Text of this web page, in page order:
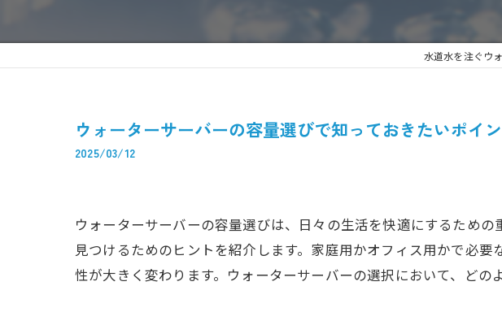
水道水を注ぐウ
ウォーターサーバーの容量選びで知っておきたいポイ
2025/03/12
ウォーターサーバーの容量選びは、日々の生活を快適にするため
見つけるためのヒントを紹介します。家庭用かオフィス用かで必
性が大きく変わります。ウォーターサーバーの選択において、どの